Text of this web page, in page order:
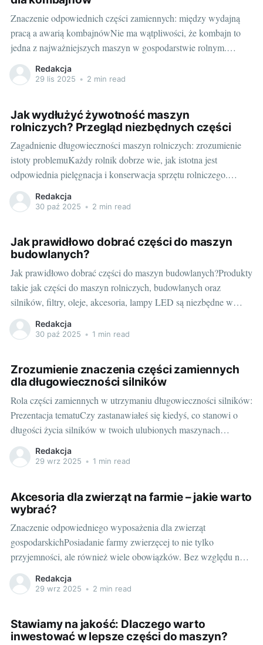
Znaczenie odpowiednich części zamiennych: między wydajną
pracą a awarią kombajnówNie ma wątpliwości, że kombajn to
jedna z najważniejszych maszyn w gospodarstwie rolnym.
Przekłada się to na wysoką efektywność oraz jakość pracy. Aby
jednak spełniał oczekiwania, musi być zachowany w
Redakcja
29 lis 2025 • 2 min read
Jak wydłużyć żywotność maszyn
rolniczych? Przegląd niezbędnych części
Zagadnienie długowieczności maszyn rolniczych: zrozumienie
istoty problemuKażdy rolnik dobrze wie, jak istotna jest
odpowiednia pielęgnacja i konserwacja sprzętu rolniczego.
Zarówno traktory, kombajny, jak i niezbędne akcesoria to
ogromna inwestycja, której utrzymanie w dobrej kondycji jest
Redakcja
30 paź 2025 • 2 min read
Jak prawidłowo dobrać części do maszyn
budowlanych?
Jak prawidłowo dobrać części do maszyn budowlanych?Produkty
takie jak części do maszyn rolniczych, budowlanych oraz
silników, filtry, oleje, akcesoria, lampy LED są niezbędne w
realizacji skomplikowanych projektów budowlanych. Ich
prawidłowy dobór i zastosowanie może znacznie wpłynąć na
Redakcja
30 paź 2025 • 1 min read
Zrozumienie znaczenia części zamiennych
dla długowieczności silników
Rola części zamiennych w utrzymaniu długowieczności silników:
Prezentacja tematuCzy zastanawiałeś się kiedyś, co stanowi o
długości życia silników w twoich ulubionych maszynach
rolniczych, budowlanych czy sieczkarni? To nie jest kwestia
magii, ale wynik decyzji, które podejmujemy, dotyczących
Redakcja
29 wrz 2025 • 1 min read
Akcesoria dla zwierząt na farmie – jakie warto
wybrać?
Znaczenie odpowiedniego wyposażenia dla zwierząt
gospodarskichPosiadanie farmy zwierzęcej to nie tylko
przyjemności, ale również wiele obowiązków. Bez względu na
to, czy jesteś gospodarzem hodującym krowy, konie, owce, czy
inne zwierzęta, odpowiednie wyposażenie jest niezbędne do
Redakcja
29 wrz 2025 • 2 min read
Stawiamy na jakość: Dlaczego warto
inwestować w lepsze części do maszyn?